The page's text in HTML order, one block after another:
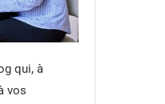
qui, à
vos